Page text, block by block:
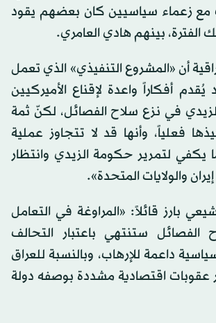
زعماء سياسيين كان بعضهم يقود
الفترة، بينهم هادي العامري.
أن «المشروع التنفيذي» الذي تعمل
أفكاراً واعدة لإقناع الأميركيين
في نزع سلاح الفصائل، لكنّ ثمة
فعلياً، وأنها قد لا تتجاوز عملية
يكفي لتمرير حكومة الزيدي وانتظار
والولايات المتحدة».
بارز قائلاً: «المراوغة في التعامل
ستنتهي باعتبار التحالف
داعمة للإرهاب، وبالنسبة للعراق
عقوبات اقتصادية مشددة بوصفه دولة